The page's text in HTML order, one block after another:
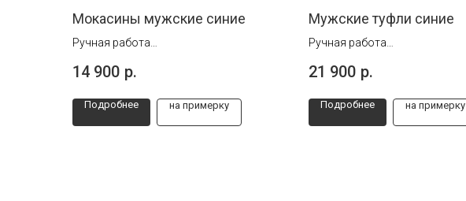
Мокасины мужские синие
Ручная работа
14 900 р.
Подробнее на примерку
Мужские туфли синие
Ручная работа
21 900 р.
Подробнее на примерку